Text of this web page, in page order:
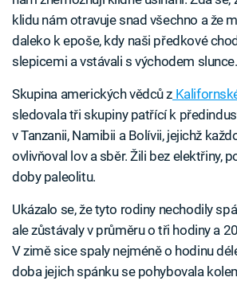
klidu nám otravuje snad všechno a že
daleko k epoše, kdy naši předkové
slepicemi a vstávali s východem slunce.
Skupina amerických vědců z
sledovala tři skupiny patřící k
v Tanzanii, Namibii a Bolívii, jejichž
ovlivňoval lov a sběr. Žili bez elektřiny,
doby paleolitu.
Ukázalo se, že tyto rodiny nechodily
ale zůstávaly v průměru o tři hodiny a
V zimě sice spaly nejméně o hodinu
doba jejich spánku se pohybovala